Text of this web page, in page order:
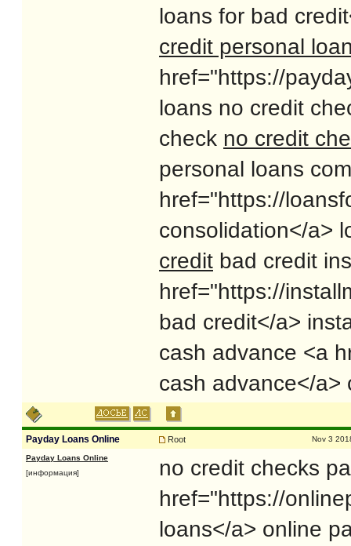
loans for bad
credit personal
href="https://
loans no credit
check no credit
personal loans
href="https://
consolidation</a>
credit bad credit
href="https://
bad credit</a>
cash advance <a
cash advance</
Payday Loans Online Root Nov 3
Payday Loans Online
[информация]
no credit checks
href="https://
loans</a> online